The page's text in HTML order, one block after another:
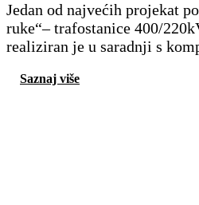
Jedan od najvećih projekat
ruke“– trafostanice 400/
realiziran je u saradnji s
Saznaj više